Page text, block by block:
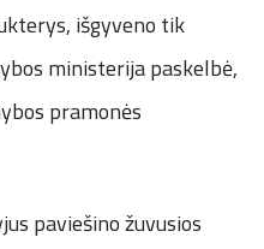
išgyveno tik
ministerija paskelbė,
pramonės
paviešino žuvusios